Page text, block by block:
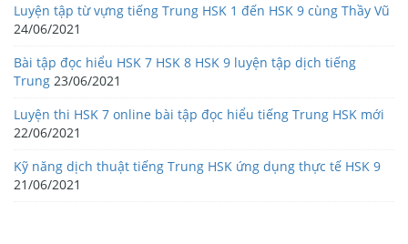
Luyện tập từ vựng tiếng Trung HSK 1 đến HSK 9 cùng Thầy Vũ
24/06/2021
Bài tập đọc hiểu HSK 7 HSK 8 HSK 9 luyện tập dịch tiếng
Trung 23/06/2021
Luyện thi HSK 7 online bài tập đọc hiểu tiếng Trung HSK mới
22/06/2021
Kỹ năng dịch thuật tiếng Trung HSK ứng dụng thực tế HSK 9
21/06/2021